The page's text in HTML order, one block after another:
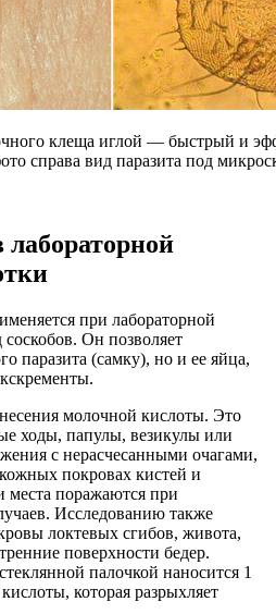
клеща иглой — быстрый и
справа вид паразита под
лабораторной
при лабораторной
соскобов. Он позволяет
паразита (самку), но и ее яйца,
молочной кислоты. Это
ходы, папулы, везикулы или
с нерасчесанными очагами,
покровах кистей и
места поражаются при
Исследованию также
локтевых сгибов, живота,
поверхности бедер.
палочкой наносится 1
которая разрыхляет